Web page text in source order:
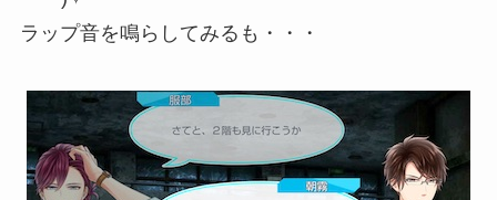
ラップ音を鳴らしてみるも・・・